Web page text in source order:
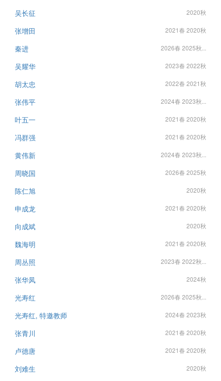
吴长征 2020秋
张增田 2021春 2020秋
秦进 2026春 2025秋...
吴耀华 2023春 2022秋
胡太忠 2022春 2021秋
张伟平 2024春 2023秋...
叶五一 2021春 2020秋
冯群强 2021春 2020秋
黄伟新 2024春 2023秋...
周晓国 2026春 2025秋
陈仁旭 2020秋
申成龙 2021春 2020秋
向成斌 2020秋
魏海明 2021春 2020秋
周丛照 2023春 2022秋...
张华凤 2024秋
光寿红 2026春 2025秋...
光寿红, 特邀教师 2024春 2023秋
张青川 2021春 2020秋
卢德唐 2021春 2020秋
刘难生 2020秋